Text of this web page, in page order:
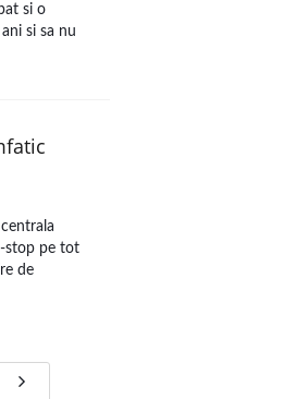
si o
si sa nu
stop pe tot
de